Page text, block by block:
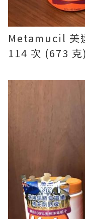
Metamucil 美
114 次 (673 克)